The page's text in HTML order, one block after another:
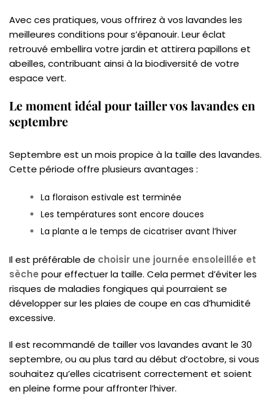
Avec ces pratiques, vous offrirez à vos lavandes les
meilleures conditions pour s’épanouir. Leur éclat
retrouvé embellira votre jardin et attirera papillons et
abeilles, contribuant ainsi à la biodiversité de votre
espace vert.
Le moment idéal pour tailler vos lavandes en
septembre
Septembre est un mois propice à la taille des lavandes.
Cette période offre plusieurs avantages :
La floraison estivale est terminée
Les températures sont encore douces
La plante a le temps de cicatriser avant l’hiver
Il est préférable de choisir une journée ensoleillée et
sèche pour effectuer la taille. Cela permet d’éviter les
risques de maladies fongiques qui pourraient se
développer sur les plaies de coupe en cas d’humidité
excessive.
Il est recommandé de tailler vos lavandes avant le 30
septembre, ou au plus tard au début d’octobre, si vous
souhaitez qu’elles cicatrisent correctement et soient
en pleine forme pour affronter l’hiver.